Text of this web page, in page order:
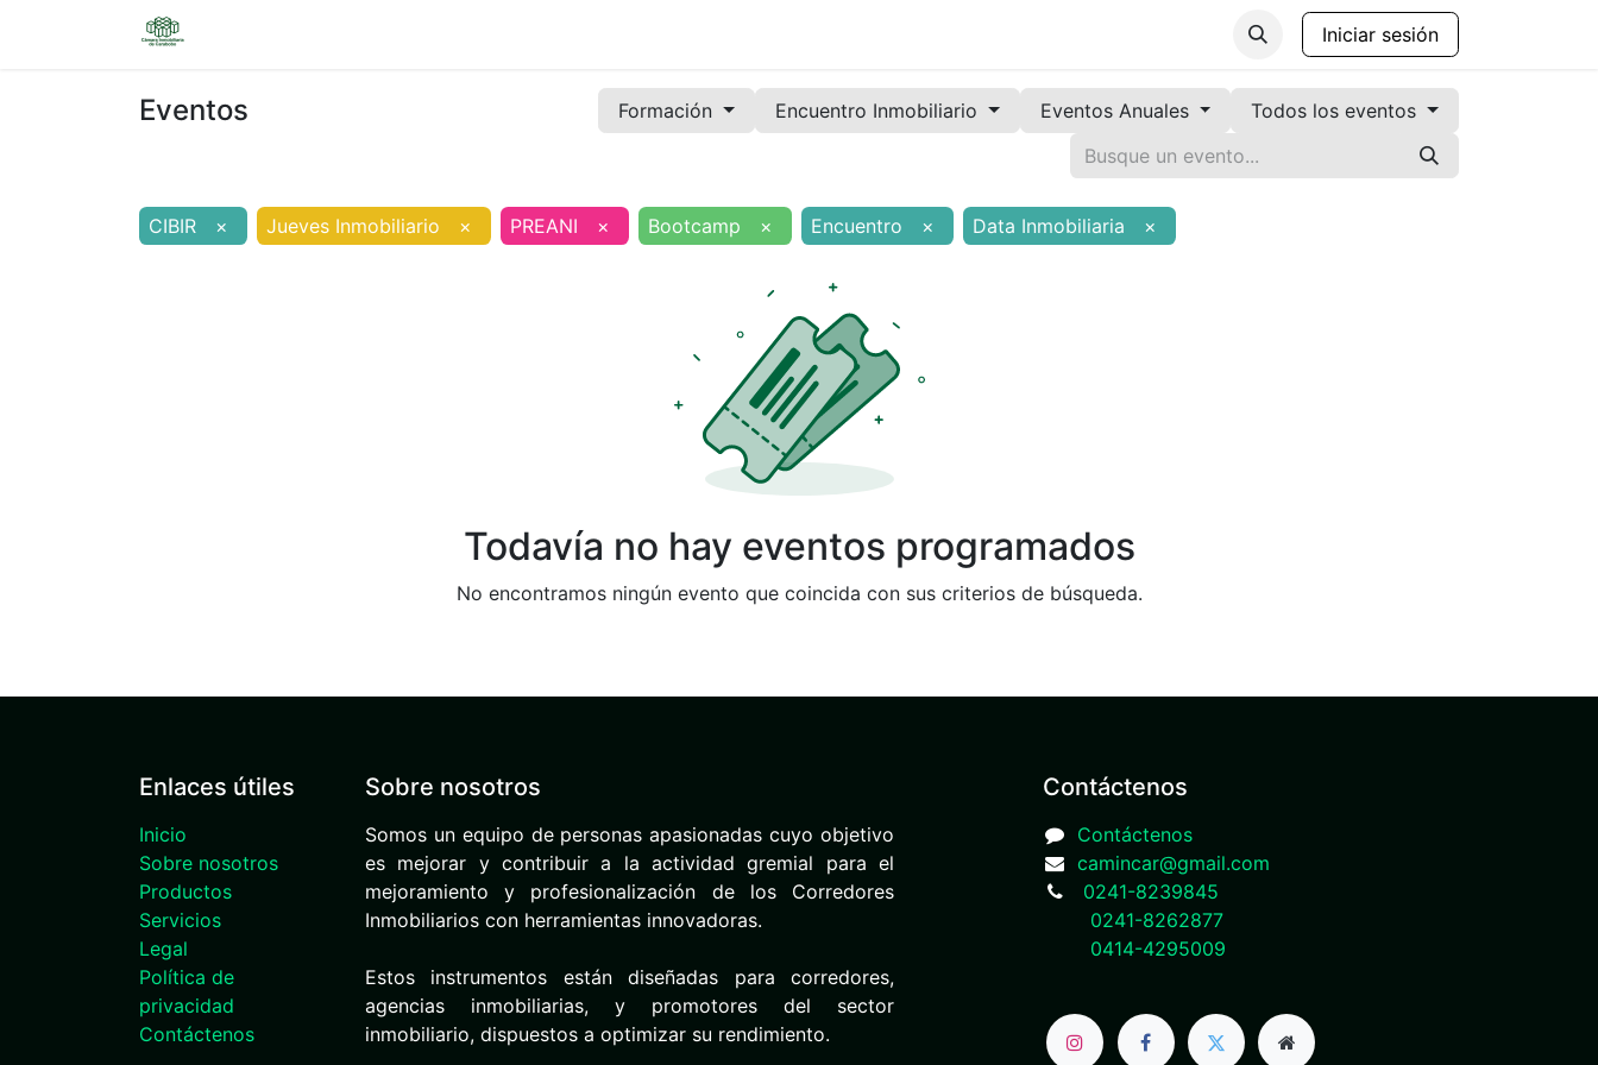
ContáctenosIniciar sesión
Eventos Formación Encuentro Inmobiliario Eventos Anuales Todos los eventos
CIBIR × Jueves Inmobiliario × PREANI × Bootcamp × Encuentro × Data Inmobiliaria ×
Todavía no hay eventos programados
No encontramos ningún evento que coincida con sus criterios de búsqueda.
Enlaces útiles
Inicio
Sobre nosotros
Productos
Servicios
Legal
Política de
privacidad
Contáctenos
Sobre nosotros
Somos un equipo de personas apasionadas cuyo objetivo
es mejorar y contribuir a la actividad gremial para el
mejoramiento y profesionalización de los Corredores
Inmobiliarios con herramientas innovadoras.
Estos instrumentos están diseñadas para corredores,
agencias inmobiliarias, y promotores del sector
inmobiliario, dispuestos a optimizar su rendimiento.
Contáctenos
Contáctenos
camincar@gmail.com
0241-8239845
0241-8262877
0414-4295009